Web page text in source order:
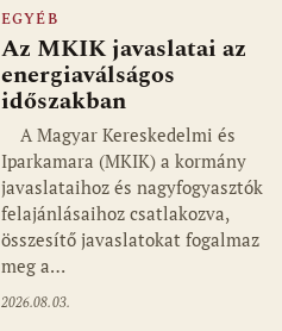
EGYÉB
Az MKIK javaslatai az
energiaválságos
időszakban
A Magyar Kereskedelmi és
Iparkamara (MKIK) a kormány
javaslataihoz és nagyfogyasztók
felajánlásaihoz csatlakozva,
összesítő javaslatokat fogalmaz
meg a…
2026.08.03.